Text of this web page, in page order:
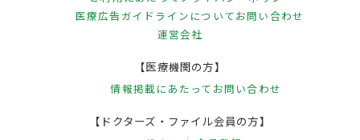
医療広告ガイドラインについてお問い合わせ
運営会社
【医療機関の方】
情報掲載にあたって お問い合わせ
【ドクターズ・ファイル会員の方】